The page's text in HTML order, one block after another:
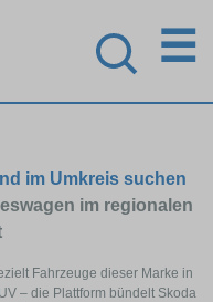
☰
im Umkreis suchen
im regionalen
Fahrzeuge dieser Marke in
– die Plattform bündelt Skoda